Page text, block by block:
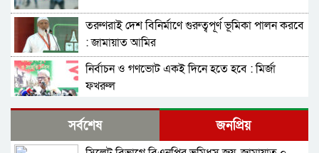
তরুণরাই দেশ বিনির্মাণে গুরুত্বপূর্ণ ভূমিকা পালন করবে
: জামায়াত আমির
নির্বাচন ও গণভোট একই দিনে হতে হবে : মির্জা
ফখরুল
নির্বাচন বিরোধীদের ৭ নভেম্বরের চেতনায় পরাজিত
করতে হবে : আমীর খসরু
সর্বশেষ জনপ্রিয়